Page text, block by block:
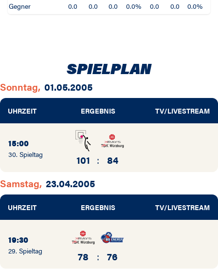
Gegner
0.0 0.0 0.0 0.0% 0.0 0.0 0.0%
SPIELPLAN
Sonntag, 01.05.2005
UHRZEIT ERGEBNIS TV/LIVESTREAM
15:00
30. Spieltag 101 : 84
Samstag, 23.04.2005
UHRZEIT ERGEBNIS TV/LIVESTREAM
19:30
29. Spieltag 78 : 76